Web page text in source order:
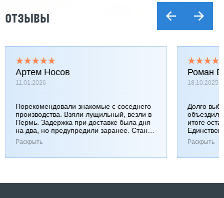
ОТЗЫВЫ
Артем Носов
11.01.2026
Порекомендовали знакомые с соседнего
производства. Взяли лущильный, везли в
Пермь. Задержка при доставке была дня
на два, но предупредили заранее. Станок
работает хорошо, к качеству вопросов нет.
Раскрыть
Роман
18.10.2025
Долго
итоге
Раскрыть